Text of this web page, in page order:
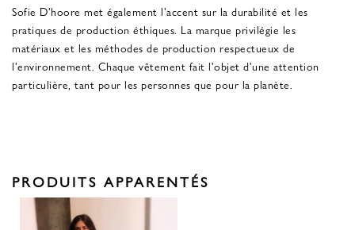
Sofie D'hoore met également l'accent sur la durabilité et les
pratiques de production éthiques. La marque privilégie les
matériaux et les méthodes de production respectueux de
l'environnement. Chaque vêtement fait l'objet d'une attention
particulière, tant pour les personnes que pour la planète.
PRODUITS APPARENTÉS